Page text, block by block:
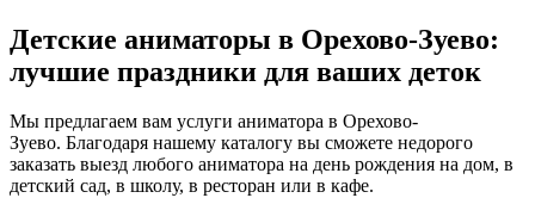
Детские аниматоры в Орехово-Зуево:
лучшие праздники для ваших деток
Мы предлагаем вам услуги аниматора в Орехово-
Зуево. Благодаря нашему каталогу вы сможете недорого
заказать выезд любого аниматора на день рождения на дом, в
детский сад, в школу, в ресторан или в кафе.